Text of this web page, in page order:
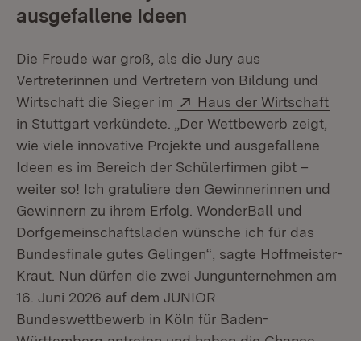
ausgefallene Ideen
Die Freude war groß, als die Jury aus
Vertreterinnen und Vertretern von Bildung und
Wirtschaft die Sieger im
Extern:
Haus der Wirtschaft
in Stuttgart verkündete. „Der Wettbewerb zeigt,
wie viele innovative Projekte und ausgefallene
Ideen es im Bereich der Schülerfirmen gibt –
weiter so! Ich gratuliere den Gewinnerinnen und
Gewinnern zu ihrem Erfolg. WonderBall und
Dorfgemeinschaftsladen wünsche ich für das
Bundesfinale gutes Gelingen“, sagte Hoffmeister-
Kraut. Nun dürfen die zwei Jungunternehmen am
16. Juni 2026 auf dem JUNIOR
Bundeswettbewerb in Köln für Baden-